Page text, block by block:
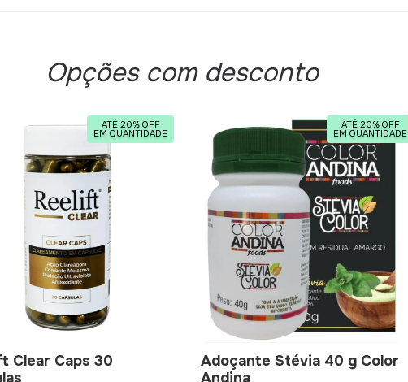
Opções com desconto
ATÉ 20% OFF
EM QUANTIDADE
Clear Caps 30
ATÉ 20% OFF
EM QUANTIDADE
Adoçante Stévia 40 g Color
Andina